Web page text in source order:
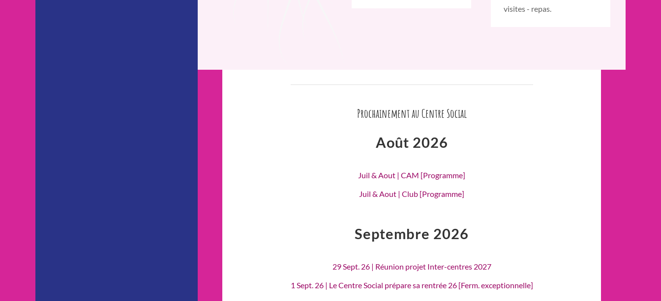
visites - repas.
Prochainement au Centre Social
Août 2026
Juil & Aout | CAM [Programme]
Juil & Aout | Club [Programme]
Septembre 2026
29 Sept. 26 | Réunion projet Inter-centres 2027
1 Sept. 26 | Le Centre Social prépare sa rentrée 26 [Ferm. exceptionnelle]